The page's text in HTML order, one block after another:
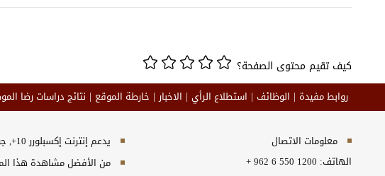
كيف تقيم محتوى الصفحة؟
روابط مفيدة الوظائف استطلاع الرأي الاخبار خارطة الموقع نتائج دراسات رضا
معلومات الاتصال
الهاتف: + 962 6 550 1200
يدعم إنترنت إكسبلورر 10+, جوجل كروم, فايرفوكس, سفاري
من الأفضل مشاهدة هذا الموقع